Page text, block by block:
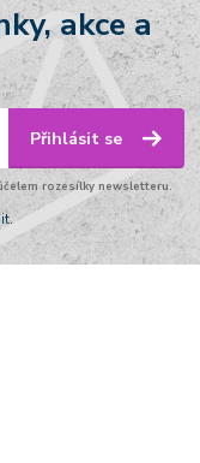
akce a
Přihlásit se
rozesílky newsletteru.